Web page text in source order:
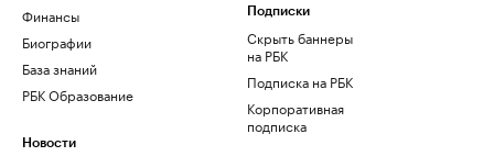
Финансы
Биографии
База знаний
РБК Образование
Новости
Подписки
Скрыть баннеры
на РБК
Подписка на РБК
Корпоративная
подписка